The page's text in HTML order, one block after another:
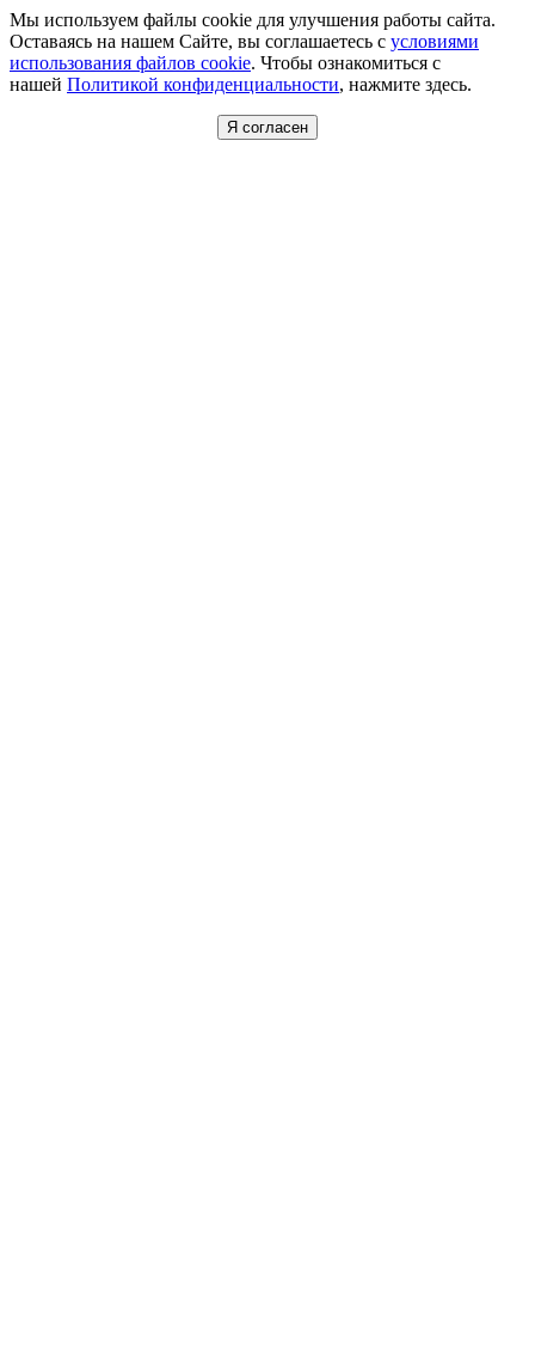
Мы используем файлы cookie для улучшения работы сайта.
Оставаясь на нашем Сайте, вы соглашаетесь с условиями
использования файлов cookie. Чтобы ознакомиться с
нашей Политикой конфиденциальности, нажмите здесь.
Я согласен